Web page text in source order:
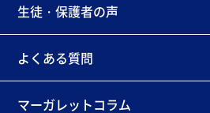
生徒・保護者の声
よくある質問
マーガレットコラム